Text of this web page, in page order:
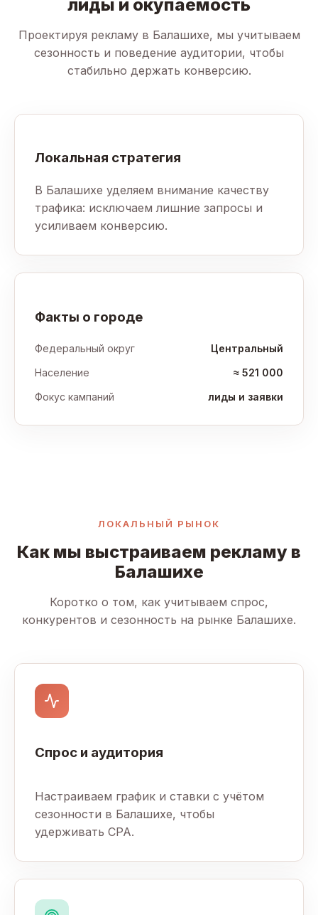
лиды и окупаемость
Проектируя рекламу в Балашихе, мы учитываем
сезонность и поведение аудитории, чтобы
стабильно держать конверсию.
Локальная стратегия
В Балашихе уделяем внимание качеству
трафика: исключаем лишние запросы и
усиливаем конверсию.
Факты о городе
Федеральный округ
Центральный
Население
≈ 521 000
Фокус кампаний
лиды и заявки
ЛОКАЛЬНЫЙ РЫНОК
Как мы выстраиваем рекламу в
Балашихе
Коротко о том, как учитываем спрос,
конкурентов и сезонность на рынке Балашихе.
Спрос и аудитория
Настраиваем график и ставки с учётом
сезонности в Балашихе, чтобы
удерживать CPA.